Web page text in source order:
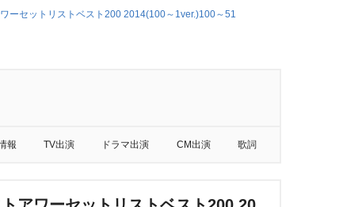
ーセットリストベスト200 2014(100～1ver.)100～51
報 TV出演 ドラマ出演 CM出演 歌詞